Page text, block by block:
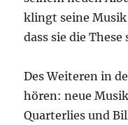
klingt seine
dass sie die
Des Weiteren in
hören: neue
Quarterlies und